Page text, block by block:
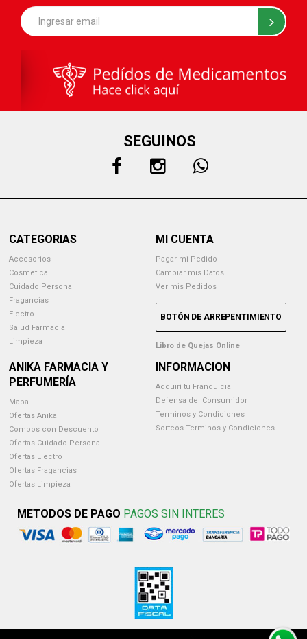
SEGUINOS
CATEGORIAS
Accesorios
Cosmetica
Cuidado Personal
Fragancias
Electro
Salud Farmacia
Limpieza
MI CUENTA
Pagar mi Pedido
Cambiar mis Datos
Ver mis Pedidos
BOTÓN DE ARREPENTIMIENTO
Libro de Quejas Online
ANIKA FARMACIA Y
PERFUMERÍA
Mapa
Ofertas Anika
Combos con Descuento
Ofertas Cuidado Personal
Ofertas Electro
Ofertas Fragancias
Ofertas Limpieza
INFORMACION
Adquirí tu Franquicia
Defensa del Consumidor
Terminos y Condiciones
Sorteos Terminos y Condiciones
METODOS DE PAGO PAGOS SIN INTERES